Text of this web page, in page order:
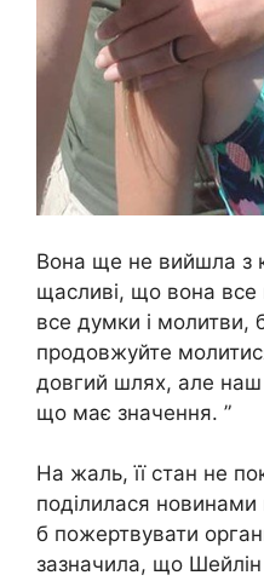
Вона ще не вийшла з
щасливі, що вона
все думки і молитви,
продовжуйте
довгий шлях, але
що має значення. ”
На жаль, її стан не
поділилася
б пожертвувати
зазначила, що